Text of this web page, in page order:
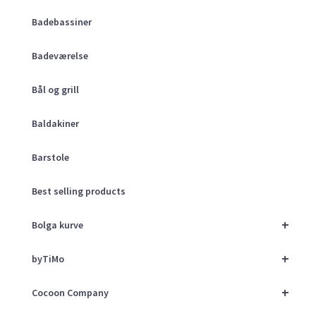
Badebassiner
Badeværelse
Bål og grill
Baldakiner
Barstole
Best selling products
+
Bolga kurve
+
byTiMo
+
Cocoon Company